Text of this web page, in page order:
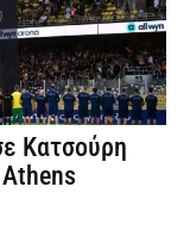
Κατσούρη